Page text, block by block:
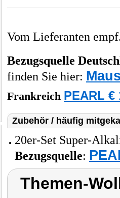
Vom Lieferanten
Bezugsquelle
finden Sie hier:
Frankreich PEARL €
Zubehör / häufig
20er-Set Super-
Bezugsquelle:
Themen-